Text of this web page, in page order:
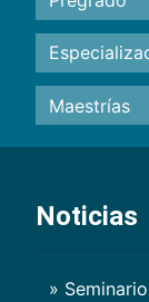
Maestrías
Noticias
»